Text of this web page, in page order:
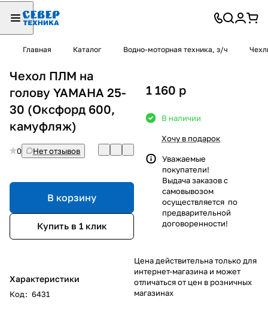
Главная Каталог Водно-моторная техника, з/ч
Чехол ПЛМ на
голову YAMAHA 25-
30 (Оксфорд 600,
камуфляж)
0 Нет отзывов
В корзину
Купить в 1 клик
Характеристики
Код: 6431
1 160 p
В наличии
Хочу в подарок
Уважаемые
покупатели!
Выдача заказов с
самовывозом
осуществляется по
предварительной
договоренности!
Цена действительна только для
интернет-магазина и может
отличаться от цен в розничных
магазинах